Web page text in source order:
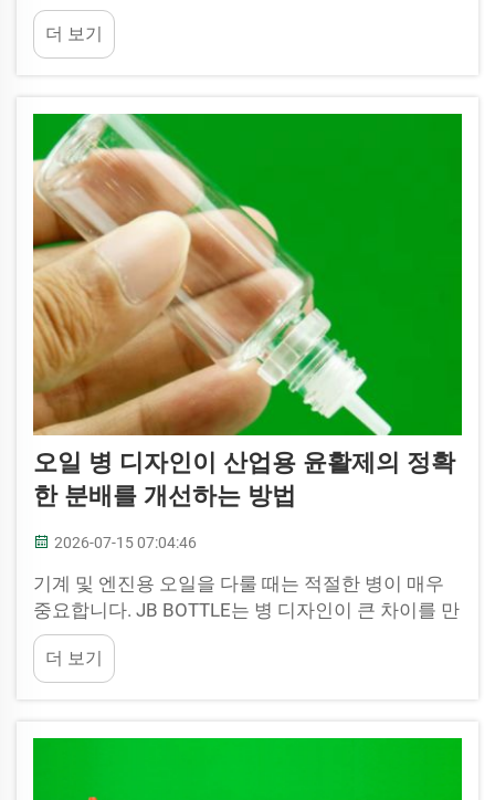
성과 사용 편의성이 중요하다는 점을 잘 알고 있습니
다. 당사의 오일 병은 오래 사용할 수 있도록 설계되
었으며, 고객의 일상을 더욱 쉽게 만들어 드립니다.
을 담을 수 있습니다...
더 보기
오일 병 디자인이 산업용 윤활제의 정확
한 분배를 개선하는 방법
2026-07-15 07:04:46
기계 및 엔진용 오일을 다룰 때는 적절한 병이 매우
중요합니다. JB BOTTLE는 병 디자인이 큰 차이를 만
든다는 것을 잘 알고 있습니다. 우수한 오일 병은 작
업자가 유출이나 낭비 없이 정확한 양의 윤활유를 붓
도록 도와줍니다. 이는 특히 산업 현장에서...
더 보기